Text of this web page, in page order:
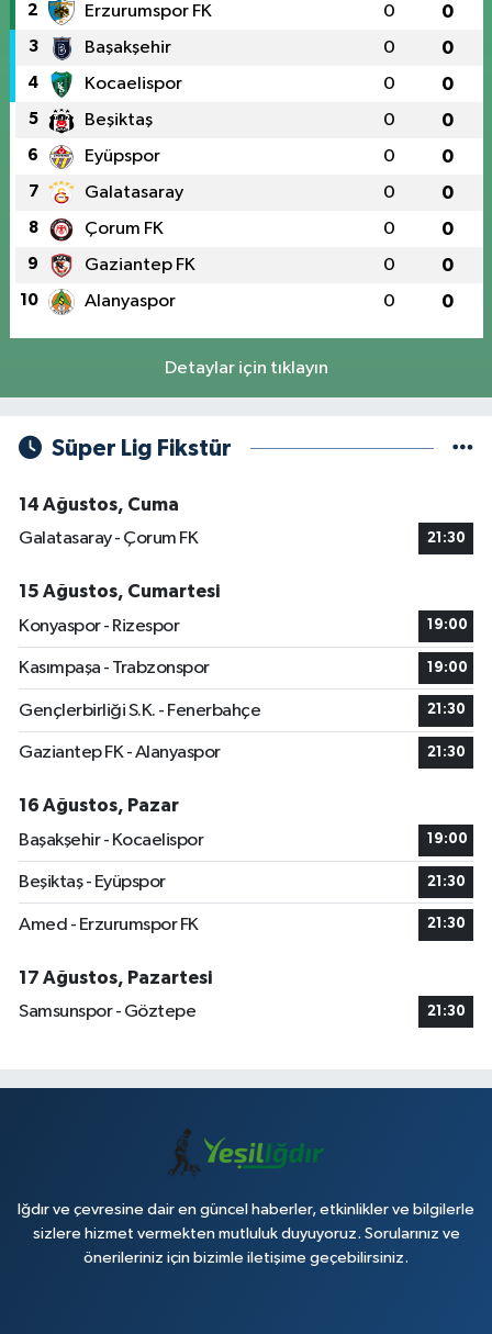
2 Erzurumspor FK 0 0
3 Başakşehir 0 0
4 Kocaelispor 0 0
5 Beşiktaş 0 0
6 Eyüpspor 0 0
7 Galatasaray 0 0
8 Çorum FK 0 0
9 Gaziantep FK 0 0
10 Alanyaspor 0 0
Detaylar için tıklayın
Süper Lig Fikstür
14 Ağustos, Cuma
Galatasaray - Çorum FK
21:30
15 Ağustos, Cumartesi
Konyaspor - Rizespor
19:00
Kasımpaşa - Trabzonspor 19:00
Gençlerbirliği S.K. - Fenerbahçe 21:30
Gaziantep FK - Alanyaspor 21:30
16 Ağustos, Pazar
Başakşehir - Kocaelispor
19:00
Beşiktaş - Eyüpspor 21:30
Amed - Erzurumspor FK 21:30
17 Ağustos, Pazartesi
Samsunspor - Göztepe
21:30
Iğdır ve çevresine dair en güncel haberler, etkinlikler ve bilgilerle
sizlere hizmet vermekten mutluluk duyuyoruz. Sorularınız ve
önerileriniz için bizimle iletişime geçebilirsiniz.